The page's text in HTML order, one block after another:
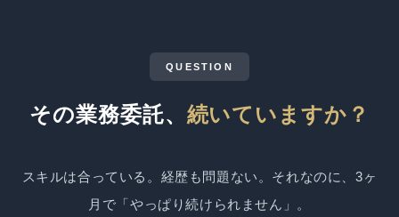
QUESTION
その業務委託、 続いていますか？
スキルは合っている。経歴も問題ない。それなのに、3ヶ
月で「やっぱり続けられません」。